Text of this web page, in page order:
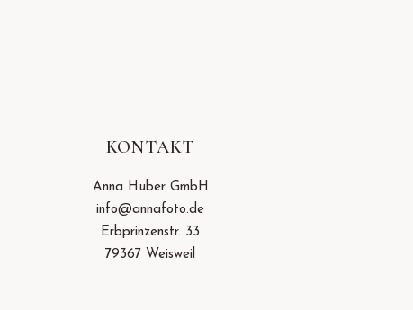
KONTAKT
Anna Huber GmbH
info@annafoto.de
Erbprinzenstr. 33
79367 Weisweil